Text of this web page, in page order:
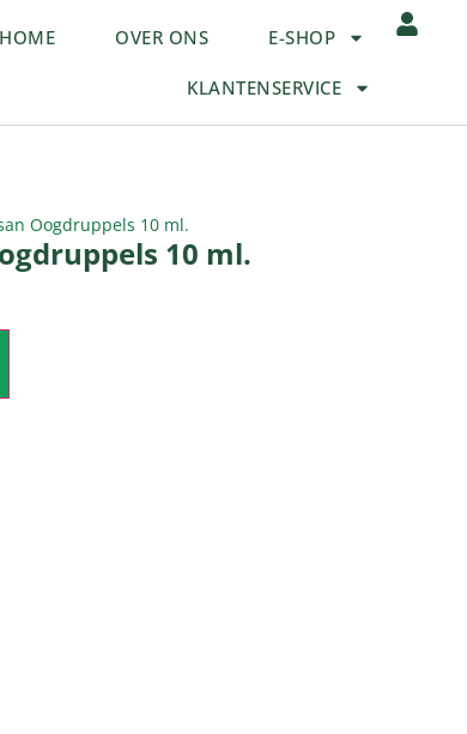
HOME OVER ONS E-SHOP
KLANTENSERVICE
Oogdruppels 10 ml.
10 ml.